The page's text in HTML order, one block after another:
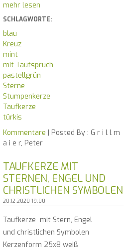
mehr lesen
SCHLAGWORTE:
blau
Kreuz
mint
mit Taufspruch
pastellgrün
Sterne
Stumpenkerze
Taufkerze
türkis
Kommentare | Posted By : G r i l l m
a i e r, Peter
TAUFKERZE MIT
STERNEN, ENGEL UND
CHRISTLICHEN SYMBOLEN
20.12.2020 19:00
Taufkerze mit Stern, Engel
und christlichen Symbolen
Kerzenform 25x8 weiß